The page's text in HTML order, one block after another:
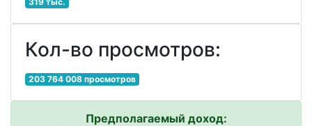
Кол-во просмотров:
203 764 008 просмотров
Предполагаемый доход: